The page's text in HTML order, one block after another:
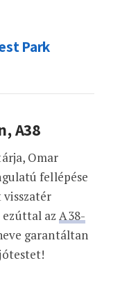
Park
A38
Omar
fellépése
ezúttal azA38-
garantáltan